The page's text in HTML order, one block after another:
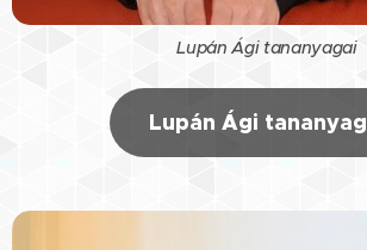
Lupán Ági tananyagai
Lupán Ági